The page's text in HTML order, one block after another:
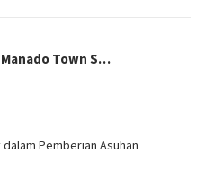
Manado Town S…
Pemberian Asuhan